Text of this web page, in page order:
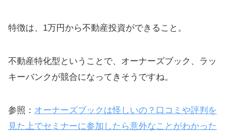
特徴は、1万円から不動産投資ができること。
不動産特化型ということで、オーナーズブック、ラッ
キーバンクが競合になってきそうですね。
参照： オーナーズブックは怪しいの？口コミや評判を
見た上でセミナーに参加したら意外なことがわかった